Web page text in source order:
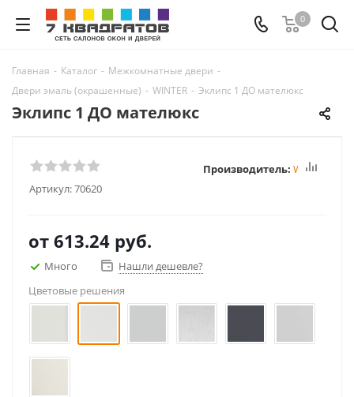
0
Главная - Каталог - Межкомнатные двери -
Двери эмаль (окрашенные) - WINTER - Эклипс 1 ДО мателюкс
Эклипс 1 ДО мателюкс
Артикул:70620
Производитель: Winter
от 613.24 руб.
Много
Нашли дешевле?
Цветовые решения